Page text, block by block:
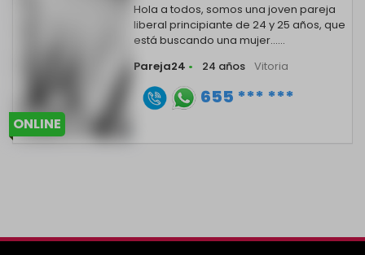
ONLINE
Hola a todos, somos una joven pareja
liberal principiante de 24 y 25 años, que
está buscando una mujer......
Pareja24 • 24 años Vitoria
655 *** ***